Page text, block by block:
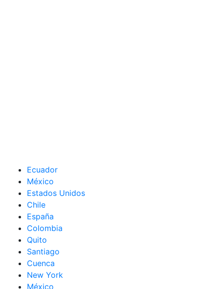
Ecuador
México
Estados Unidos
Chile
España
Colombia
Quito
Santiago
Cuenca
New York
México